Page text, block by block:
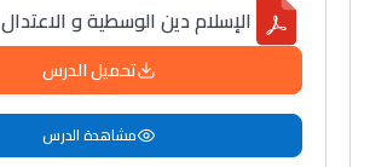
الإسلام دين الوسطية و الاعتدال
تحميل الدرس
مشاهدة الدرس